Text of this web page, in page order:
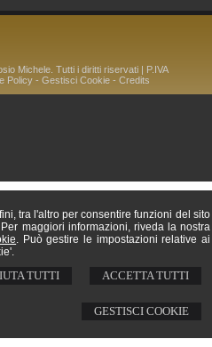
tra l'altro per consentire funzioni del sito
maggiori informazioni, riveda la nostra
. Può gestire le impostazioni relative ai
ACCETTA TUTTI
TUTTI
GESTISCI COOKIE
Michele. Tutti i diritti riservati | P.IVA
Policy- Gestisci Cookie- Credits